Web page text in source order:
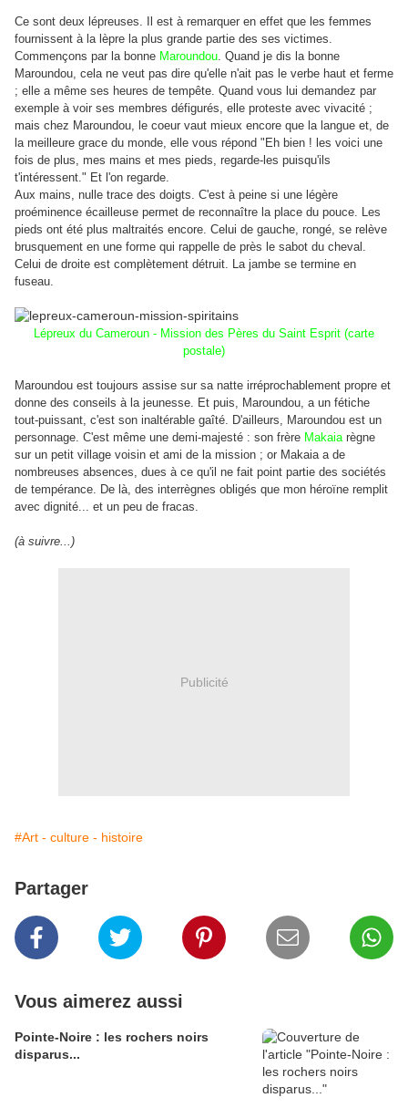
Ce sont deux lépreuses. Il est à remarquer en effet que les femmes
fournissent à la lèpre la plus grande partie des ses victimes.
Commençons par la bonne Maroundou. Quand je dis la bonne
Maroundou, cela ne veut pas dire qu'elle n'ait pas le verbe haut et ferme
; elle a même ses heures de tempête. Quand vous lui demandez par
exemple à voir ses membres défigurés, elle proteste avec vivacité ;
mais chez Maroundou, le coeur vaut mieux encore que la langue et, de
la meilleure grace du monde, elle vous répond "Eh bien ! les voici une
fois de plus, mes mains et mes pieds, regarde-les puisqu'ils
t'intéressent." Et l'on regarde.
Aux mains, nulle trace des doigts. C'est à peine si une légère
proéminence écailleuse permet de reconnaître la place du pouce. Les
pieds ont été plus maltraités encore. Celui de gauche, rongé, se relève
brusquement en une forme qui rappelle de près le sabot du cheval.
Celui de droite est complètement détruit. La jambe se termine en
fuseau.
Lépreux du Cameroun - Mission des Pères du Saint Esprit (carte
postale)
Maroundou est toujours assise sur sa natte irréprochablement propre et
donne des conseils à la jeunesse. Et puis, Maroundou, a un fétiche
tout-puissant, c'est son inaltérable gaîté. D'ailleurs, Maroundou est un
personnage. C'est même une demi-majesté : son frère Makaiarègne
sur un petit village voisin et ami de la mission ; or Makaia a de
nombreuses absences, dues à ce qu'il ne fait point partie des sociétés
de tempérance. De là, des interrègnes obligés que mon héroïne remplit
avec dignité... et un peu de fracas.
(à suivre...)
Publicité
#Art - culture - histoire
Partager
Vous aimerez aussi
Pointe-Noire : les rochers noirs
disparus...